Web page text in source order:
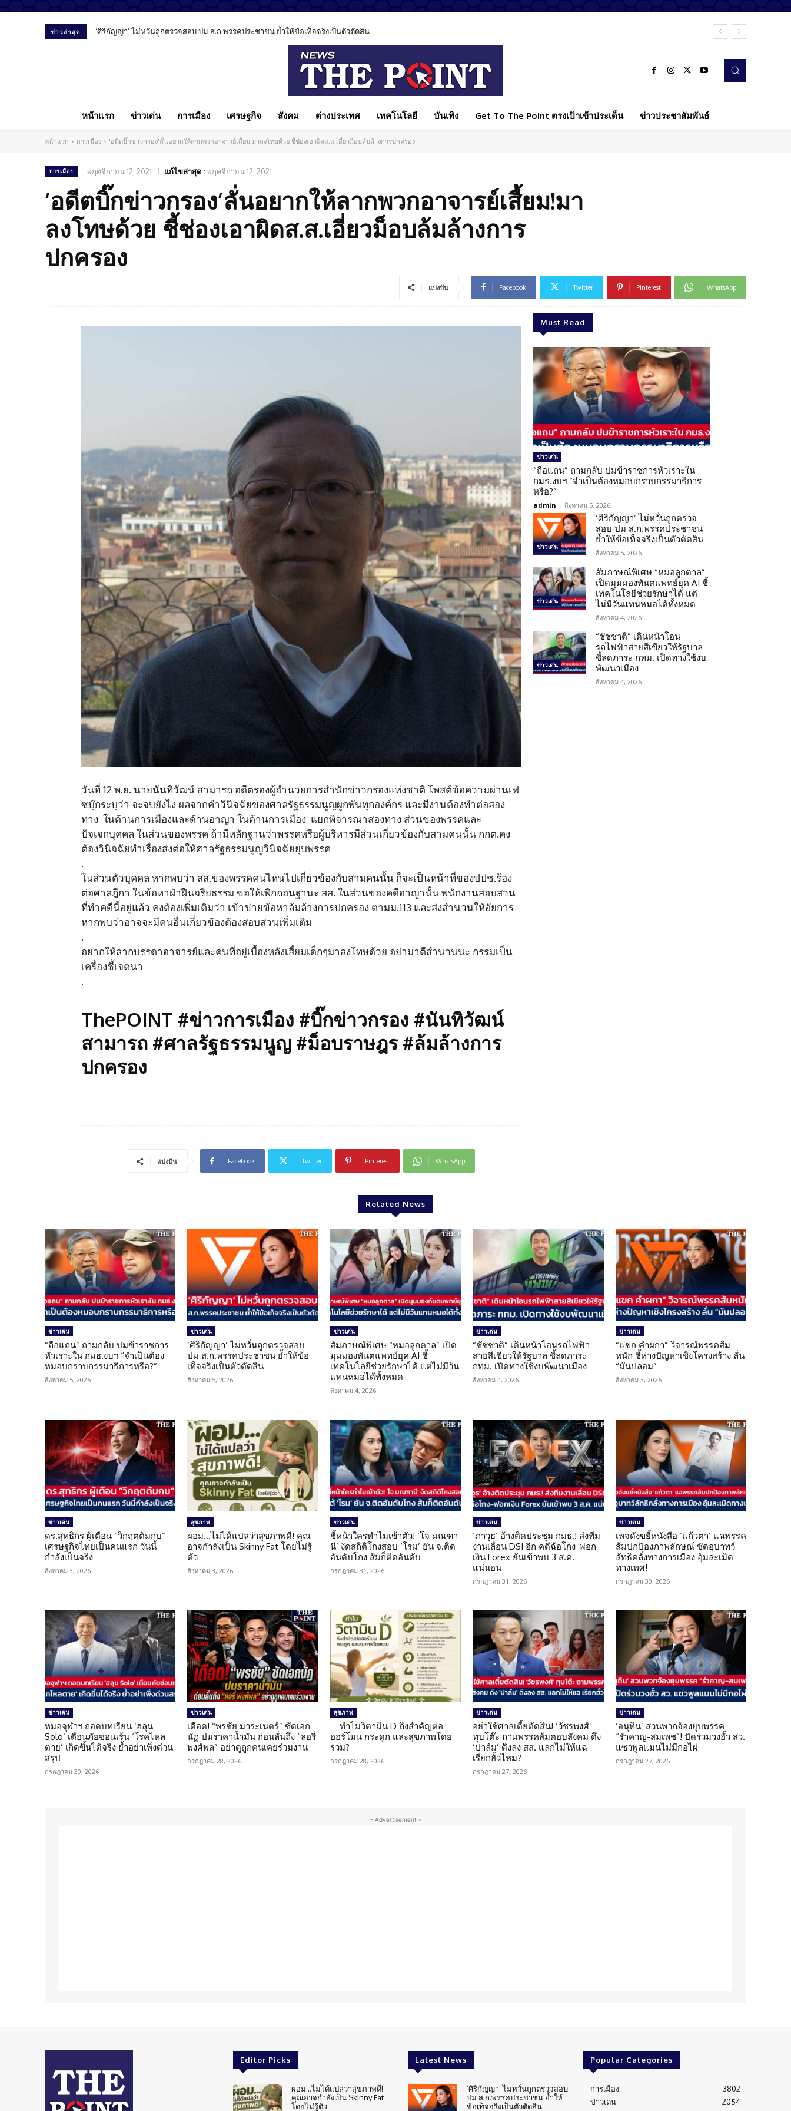
ข่าวล่าสุด ‘ศิริกัญญา’ ไม่หวั่นถูกตรวจสอบ ปม ส.ก.พรรคประชาชน ย้ำให้ข้อเท็จจริงเป็นตัวตัดสิน
หน้าแรก ข่าวเด่น การเมือง เศรษฐกิจ สังคม ต่างประเทศ เทคโนโลยี บันเทิง Get To The Point ตรงเป้าเข้าประเด็น ข่าวประชาสัมพันธ์
หน้าแรก การเมือง 'อดีตบิ๊กข่าวกรอง'ลั่นอยากให้ลากพวกอาจารย์เสี้ยม!มาลงโทษด้วย ชี้ช่องเอาผิดส.ส.เอี่ยวม็อบล้มล้างการปกครอง
การเมือง พฤศจิกายน 12, 2021 แก้ไขล่าสุด :พฤศจิกายน 12, 2021
‘อดีตบิ๊กข่าวกรอง’ลั่นอยากให้ลากพวกอาจารย์เสี้ยม!มา
ลงโทษด้วย ชี้ช่องเอาผิดส.ส.เอี่ยวม็อบล้มล้างการ
ปกครอง
แบ่งปัน Facebook Twitter Pinterest WhatsApp
วันที่ 12 พ.ย. นายนันทิวัฒน์ สามารถ อดีตรองผู้อำนวยการสำนักข่าวกรองแห่งชาติ โพสต์ข้อความผ่านเฟ
ซบุ๊กระบุว่า จะจบยังไง ผลจากคำวินิจฉัยของศาลรัฐธรรมนูญผูกพันทุกองค์กร และมีงานต้องทำต่อสอง
ทาง ในด้านการเมืองและด้านอาญา ในด้านการเมือง แยกพิจารณาสองทาง ส่วนของพรรคและ
ปัจเจกบุคคล ในส่วนของพรรค ถ้ามีหลักฐานว่าพรรคหรือผู้บริหารมีส่วนเกี่ยวข้องกับสามคนนั้น กกต.คง
ต้องวินิจฉัยทำเรื่องส่งต่อให้ศาลรัฐธรรมนูญวินิจฉัยยุบพรรค
.
ในส่วนตัวบุคคล หากพบว่า สส.ของพรรคคนไหนไปเกี่ยวข้องกับสามคนนั้น ก็จะเป็นหน้าที่ของปปช.ร้อง
ต่อศาลฎีกา ในข้อหาฝ่าฝืนจริยธรรม ขอให้เพิกถอนฐานะ สส. ในส่วนของคดีอาญานั้น พนักงานสอบสวน
ที่ทำคดีนี้อยู่แล้ว คงต้องเพิ่มเติมว่า เข้าข่ายข้อหาล้มล้างการปกครอง ตามม.113 และส่งสำนวนให้อัยการ
หากพบว่าอาจจะมีคนอื่นเกี่ยวข้องต้องสอบสวนเพิ่มเติม
.
อยากให้ลากบรรดาอาจารย์และคนที่อยู่เบื้องหลังเสี้ยมเด็กๆมาลงโทษด้วย อย่ามาตีสำนวนนะ กรรมเป็น
เครื่องชี้เจตนา
.
ThePOINT #ข่าวการเมือง #บิ๊กข่าวกรอง #นันทิวัฒน์
สามารถ #ศาลรัฐธรรมนูญ #ม็อบราษฎร #ล้มล้างการ
ปกครอง
แบ่งปัน Facebook Twitter Pinterest WhatsApp
Must Read
ข่าวเด่น
“ถือแถน” ถามกลับ ปมข้าราชการหัวเราะใน
กมธ.งบฯ “จำเป็นต้องหมอบกราบกรรมาธิการ
หรือ?”
admin - สิงหาคม 5, 2026
ข่าวเด่น
‘ศิริกัญญา’ ไม่หวั่นถูกตรวจ
สอบ ปม ส.ก.พรรคประชาชน
ย้ำให้ข้อเท็จจริงเป็นตัวตัดสิน
สิงหาคม 5, 2026
ข่าวเด่น
สัมภาษณ์พิเศษ “หมอลูกตาล”
เปิดมุมมองทันตแพทย์ยุค AI ชี้
เทคโนโลยีช่วยรักษาได้ แต่
ไม่มีวันแทนหมอได้ทั้งหมด
สิงหาคม 4, 2026
ข่าวเด่น
“ชัชชาติ” เดินหน้าโอน
รถไฟฟ้าสายสีเขียวให้รัฐบาล
ชี้ลดภาระ กทม. เปิดทางใช้งบ
พัฒนาเมือง
สิงหาคม 4, 2026
Related News
ข่าวเด่น
“ถือแถน” ถามกลับ ปมข้าราชการ
หัวเราะใน กมธ.งบฯ “จำเป็นต้อง
หมอบกราบกรรมาธิการหรือ?”
สิงหาคม 5, 2026
ข่าวเด่น
‘ศิริกัญญา’ ไม่หวั่นถูกตรวจสอบ
ปม ส.ก.พรรคประชาชน ย้ำให้ข้อ
เท็จจริงเป็นตัวตัดสิน
สิงหาคม 5, 2026
ข่าวเด่น
สัมภาษณ์พิเศษ “หมอลูกตาล” เปิด
มุมมองทันตแพทย์ยุค AI ชี้
เทคโนโลยีช่วยรักษาได้ แต่ไม่มีวัน
แทนหมอได้ทั้งหมด
สิงหาคม 4, 2026
ข่าวเด่น
“ชัชชาติ” เดินหน้าโอนรถไฟฟ้า
สายสีเขียวให้รัฐบาล ชี้ลดภาระ
กทม. เปิดทางใช้งบพัฒนาเมือง
สิงหาคม 4, 2026
ข่าวเด่น
“แขก คำผกา” วิจารณ์พรรคส้ม
หนัก ชี้ห่างปัญหาเชิงโครงสร้าง ลั่น
“มันปลอม”
สิงหาคม 3, 2026
ข่าวเด่น
ดร.สุทธิกร ผู้เตือน “วิกฤตต้มกบ”
เศรษฐกิจไทยเป็นคนแรก วันนี้
กำลังเป็นจริง
สิงหาคม 3, 2026
สุขภาพ
ผอม…ไม่ได้แปลว่าสุขภาพดี! คุณ
อาจกำลังเป็น Skinny Fat โดยไม่รู้
ตัว
สิงหาคม 3, 2026
ข่าวเด่น
ชี้หน้าใครทำไมเข้าตัว! ‘โจ มณฑา
นี’ งัดสถิติโกงสอบ ‘โรม’ ยัน จ.ติด
อันดับโกง ส้มก็ติดอันดับ
กรกฎาคม 31, 2026
ข่าวเด่น
‘ภาวุธ’ อ้างติดประชุม กมธ.! ส่งทีม
งานเลื่อน DSI อีก คดีฉ้อโกง-ฟอก
เงิน Forex ยันเข้าพบ 3 ส.ค.
แน่นอน
กรกฎาคม 31, 2026
ข่าวเด่น
เพจดังขยี้หนังสือ ‘แก้วตา’ แฉพรรค
ส้มปกป้องภาพลักษณ์ ซัดอุบาทว์
ลัทธิคลั่งทางการเมือง อุ้มละเมิด
ทางเพศ!
กรกฎาคม 30, 2026
ข่าวเด่น
หมอจุฬาฯ ถอดบทเรียน ‘ฮลุน
Solo’ เตือนภัยซ่อนเร้น ‘โรคไหล
ตาย’ เกิดขึ้นได้จริง ย้ำอย่าเพิ่งด่วน
สรุป
กรกฎาคม 30, 2026
ข่าวเด่น
เดือด! “พรชัย มาระเนตร์” ซัดเอก
นัฏ ปมราคาน้ำมัน ก่อนลั่นถึง “ลอรี่
พงศ์พล” อย่าดูถูกคนเคยร่วมงาน
กรกฎาคม 28, 2026
สุขภาพ
ทำไมวิตามิน D ถึงสำคัญต่อ
ฮอร์โมน กระดูก และสุขภาพโดย
รวม?
กรกฎาคม 28, 2026
ข่าวเด่น
อย่าใช้ศาลเตี้ยตัดสิน! ‘วัชรพงศ์’
ทุบโต๊ะ ถามพรรคส้มตอบสังคม ดึง
‘ปาล์ม’ ดึงลง สส. แลกไม่ให้แฉ
เรียกฮั้วไหม?
กรกฎาคม 27, 2026
ข่าวเด่น
‘อนุทิน’ สวนพวกจ้องยุบพรรค
“รำคาญ-สมเพช”! ปัดร่วมวงฮั้ว สว.
แซวพูลแมนไม่มีกอไผ่
กรกฎาคม 27, 2026
- Advertisement -
Editor Picks
ผอม…ไม่ได้แปลว่าสุขภาพดี!
คุณอาจกำลังเป็น Skinny Fat
โดยไม่รู้ตัว
Latest News
‘ศิริกัญญา’ ไม่หวั่นถูกตรวจสอบ
ปม ส.ก.พรรคประชาชน ย้ำให้
ข้อเท็จจริงเป็นตัวตัดสิน
Popular Categories
การเมือง
3802
ข่าวเด่น
2054